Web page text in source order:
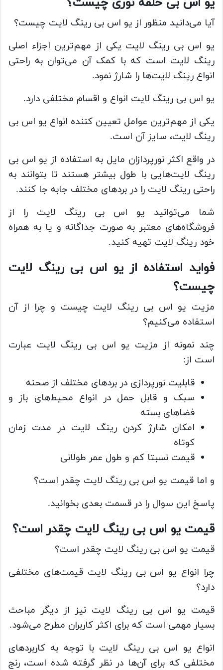
آیا می‌دانید منظور از یو اس بی رینگ لایت چیست؟
یو اس بی رینگ لایت یکی از مهم‌ترین اجزاء اصلی
رینگ لایت است که با کمک آن می‌توان به راحتی
انواع رینگ لایت‌ها را شارژ نمود.
یو اس بی رینگ لایت انواع و اقسام مختلفی دارد.
یکی از مهم‌ترین عوامل تعیین کننده انواع یو اس بی
رینگ لایت، سایز آن است.
در واقع اکثر نورپردازان مایل به استفاده از یو اس بی
رینگ لایت‌هایی با طول بیشتر هستند تا بتوانند به
راحتی رینگ لایت را در بردهای مختلف جابه جا کنند.
شما می‌توانید یو اس بی رینگ لایت را از
فروشگاه‌های معتبر به صورت جداگانه و یا به همراه
خود رینگ لایت تهیه کنید.
فواید استفاده از یو اس بی رینگ لایت
چیست؟
مزیت یو اس بی رینگ لایت چیست و چرا از آن
استفاده می‌کنیم؟
چند نمونه از مزیت یو اس بی رینگ لایت عبارت
است از:
قابلیت نورپردازی در بردهای مختلف از صحنه
سبک و قابل حمل در انواع محیط‌های باز و
فضاهای بسته
امکان شارژ کردن رینگ لایت در مدت زمان
کوتاه
قیمت نسبتا کم و طول عمر طولانی
و اما قیمت یو اس بی رینگ لایت چقدر است؟
پاسخ این سوال را در قسمت بعدی بخوانید.
قیمت یو اس بی رینگ لایت چقدر است؟
قیمت یو اس بی رینگ لایت چقدر است؟
چرا انواع یو اس بی رینگ لایت قیمت‌های مختلفی
دارد؟
قیمت یو اس بی رینگ لایت نیز از دیگر مباحث
بسیار مهمی است که برای اکثر کاربران مطرح می‌شود.
انواع یو اس بی رینگ لایت با توجه به کاربردهای
مختلفی که برای آن‌ها در نظر گرفته شده است، رنج